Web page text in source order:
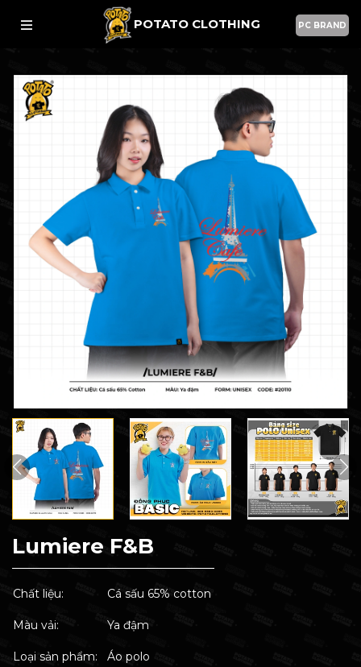
POTATO CLOTHING PC BRAND
Lumiere F&B
Chất liệu: Cá sấu 65% cotton
Màu vải: Ya đậm
Loại sản phẩm: Áo polo